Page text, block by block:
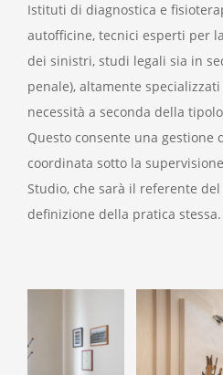
Istituti di diagnostica e
autofficine, tecnici esperti per
dei sinistri, studi legali sia in
penale), altamente
necessità a seconda della
Questo consente una gestione
coordinata sotto la
Studio, che sarà il referente
definizione della pratica stessa.